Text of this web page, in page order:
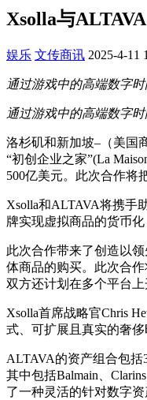
Xsolla与
娱乐 文传商讯 2025-4-11
通过游戏中的高端数字
通过游戏中的高端数字
洛杉矶和新加坡–（美国
“初创企业之家”(La
500亿美元。此次合作将
Xsolla和ALTAVA将携手
牌实现虚拟商品的货币
此次合作带来了创造以
体商品的购买。此次合
双方还计划在多个平台
Xsolla首席战略官Chris
式、可扩展且真实的奢
ALTAVA的资产组合包
其中包括Balmain、
了一种灵活的针对数字